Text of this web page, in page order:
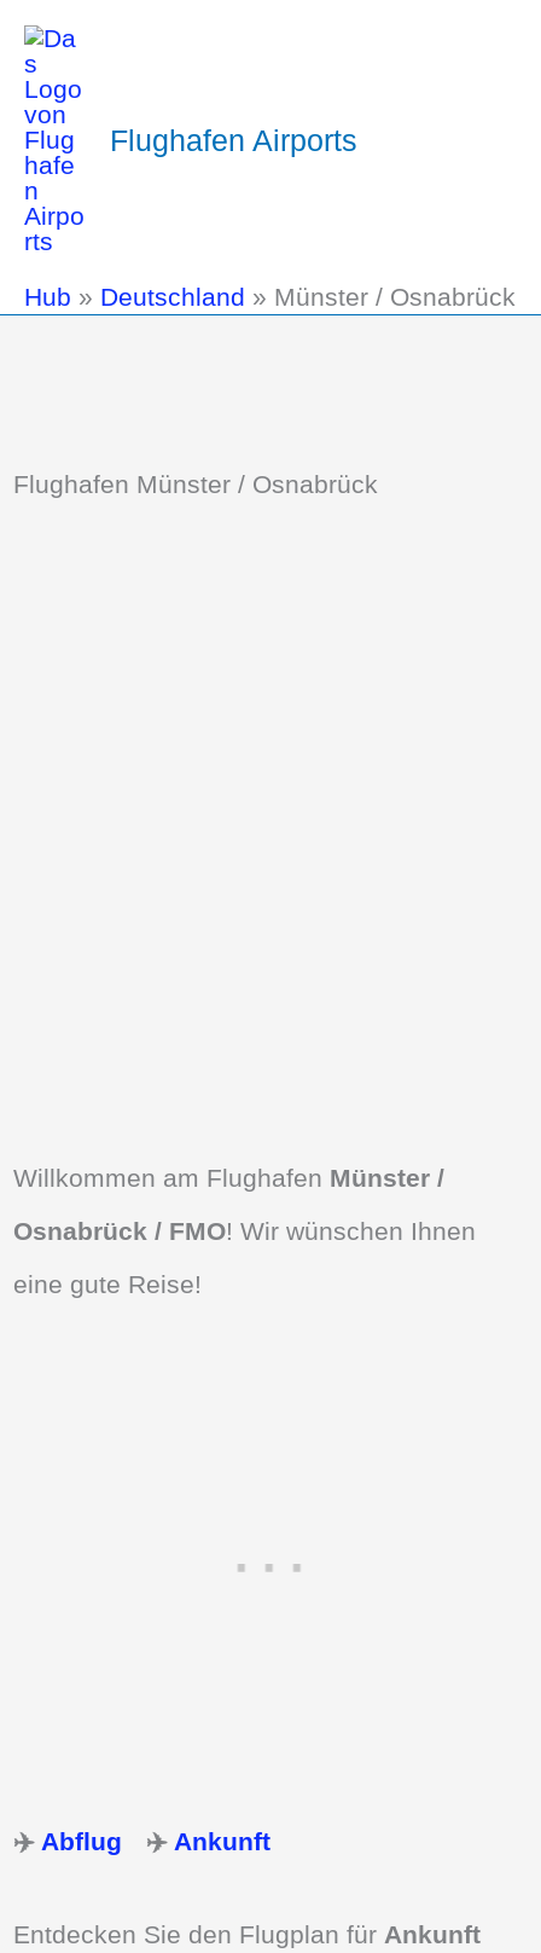
Flughafen Airports
Hub » Deutschland » Münster / Osnabrück
Flughafen Münster / Osnabrück
Willkommen am Flughafen Münster /
Osnabrück / FMO! Wir wünschen Ihnen
eine gute Reise!
✈️ Abflug ✈️ Ankunft
Entdecken Sie den Flugplan für Ankunft